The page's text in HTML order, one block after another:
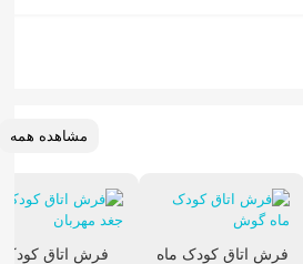
مشاهده همه
فرش اتاق کودک ماه
فرش اتاق کودک